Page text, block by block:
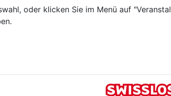
oder klicken Sie im Menü auf